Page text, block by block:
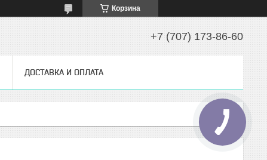
Корзина
+7 (707) 173-86-60
ДОСТАВКА И ОПЛАТА